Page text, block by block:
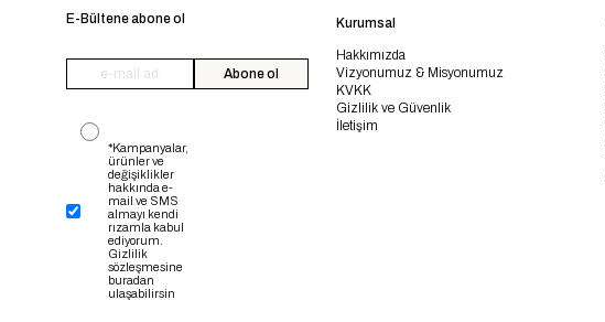
E-Bültene abone ol
Abone ol
*Kampanyalar,
ürünler ve
değişiklikler
hakkında e-
mail ve SMS
almayı kendi
rızamla kabul
ediyorum.
Gizlilik
sözleşmesine
buradan
ulaşabilirsin
Kurumsal
Hakkımızda
Vizyonumuz & Misyonumuz
KVKK
Gizlilik ve Güvenlik
İletişim